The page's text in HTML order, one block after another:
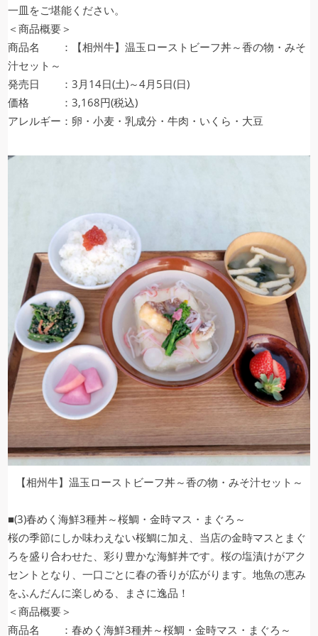
一皿をご堪能ください。
＜商品概要＞
商品名 ：【相州牛】温玉ローストビーフ丼～香の物・みそ
汁セット～
発売日 ：3月14日(土)～4月5日(日)
価格 ：3,168円(税込)
アレルギー：卵・小麦・乳成分・牛肉・いくら・大豆
【相州牛】温玉ローストビーフ丼～香の物・みそ汁セット～
■(3)春めく海鮮3種丼～桜鯛・金時マス・まぐろ～
桜の季節にしか味わえない桜鯛に加え、当店の金時マスとまぐ
ろを盛り合わせた、彩り豊かな海鮮丼です。桜の塩漬けがアク
セントとなり、一口ごとに春の香りが広がります。地魚の恵み
をふんだんに楽しめる、まさに逸品！
＜商品概要＞
商品名 ：春めく海鮮3種丼～桜鯛・金時マス・まぐろ～